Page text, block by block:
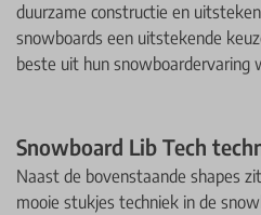
duurzame constructie en
snowboards een uitstekende
beste uit hun snowboardervaring
Snowboard Lib Tech
Naast de bovenstaande shapes
mooie stukjes techniek in de